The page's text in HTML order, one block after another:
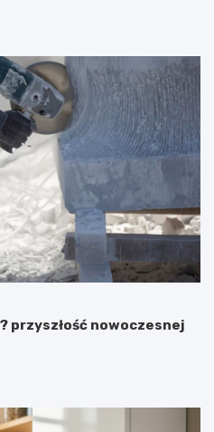
przyszłość nowoczesnej